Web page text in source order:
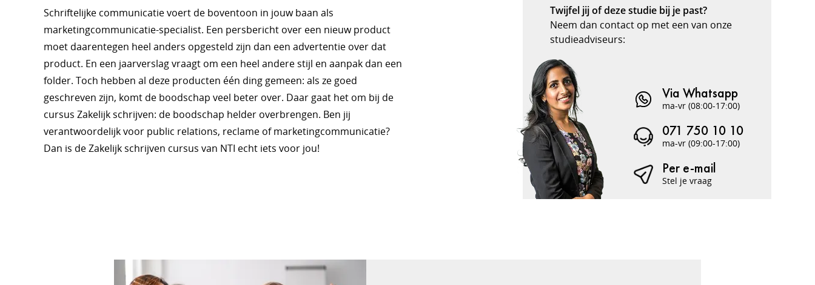
Schriftelijke communicatie voert de boventoon in jouw baan als
marketingcommunicatie-specialist. Een persbericht over een nieuw product
moet daarentegen heel anders opgesteld zijn dan een advertentie over dat
product. En een jaarverslag vraagt om een heel andere stijl en aanpak dan een
folder. Toch hebben al deze producten één ding gemeen: als ze goed
geschreven zijn, komt de boodschap veel beter over. Daar gaat het om bij de
cursus Zakelijk schrijven: de boodschap helder overbrengen. Ben jij
verantwoordelijk voor public relations, reclame of marketingcommunicatie?
Dan is de Zakelijk schrijven cursus van NTI echt iets voor jou!
Twijfel jij of deze studie bij je past?
Neem dan contact op met een van onze
studieadviseurs:
Via Whatsapp
ma-vr (08:00-17:00)
071 750 10 10
ma-vr (09:00-17:00)
Per e-mail
Stel je vraag